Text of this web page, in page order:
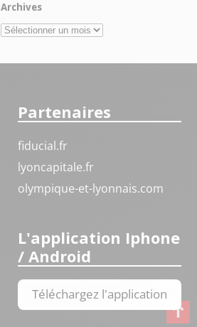
Archives
Archives
Partenaires
fiducial.fr
lyoncapitale.fr
olympique-et-lyonnais.com
L'application Iphone
/ Android
Téléchargez l'application